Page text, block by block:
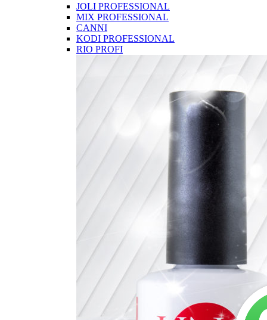
JOLI PROFESSIONAL
MIX PROFESSIONAL
CANNI
KODI PROFESSIONAL
RIO PROFI